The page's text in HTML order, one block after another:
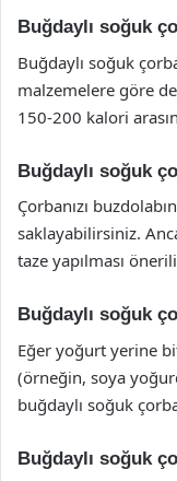
Buğdaylı soğuk
Buğdaylı soğuk
malzemelere göre
150-200 kalori
Buğdaylı soğuk
Çorbanızı
saklayabilirsiniz.
taze yapılması
Buğdaylı soğuk
Eğer yoğurt yerine
(örneğin, soya
buğdaylı soğuk
Buğdaylı soğuk